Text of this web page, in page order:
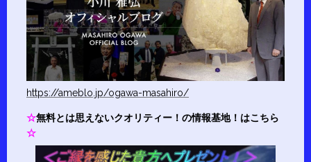
https://ameblo.jp/ogawa-masahiro/
☆無料とは思えないクオリティー！の情報基地！はこちら
☆